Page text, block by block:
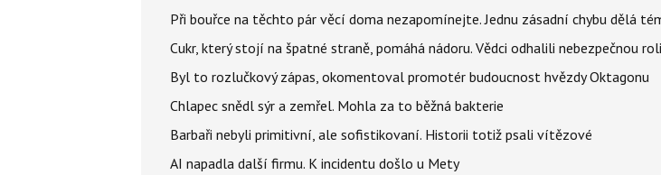
Při bouřce na těchto pár věcí doma nezapomínejte. Jednu zásadní chybu dělá
Cukr, který stojí na špatné straně, pomáhá nádoru. Vědci odhalili nebezpečnou
Byl to rozlučkový zápas, okomentoval promotér budoucnost hvězdy Oktagonu
Chlapec snědl sýr a zemřel. Mohla za to běžná bakterie
Barbaři nebyli primitivní, ale sofistikovaní. Historii totiž psali vítězové
AI napadla další firmu. K incidentu došlo u Mety